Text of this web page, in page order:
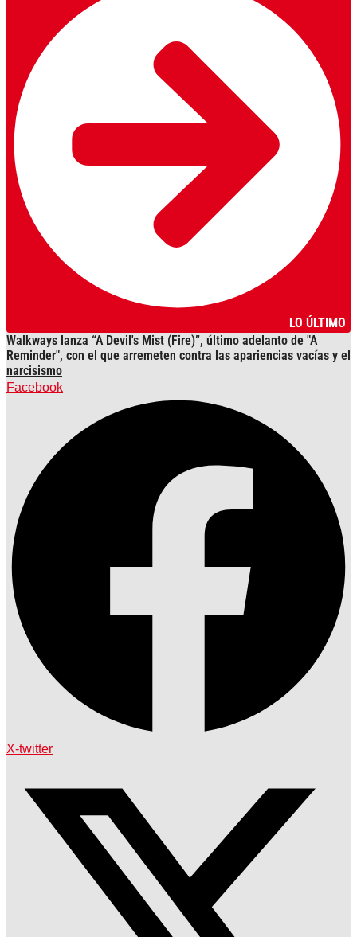
LO ÚLTIMO
Walkways lanza “A Devil's Mist (Fire)”, último adelanto de "A
Reminder", con el que arremeten contra las apariencias vacías y el
narcisismo
Facebook
X-twitter